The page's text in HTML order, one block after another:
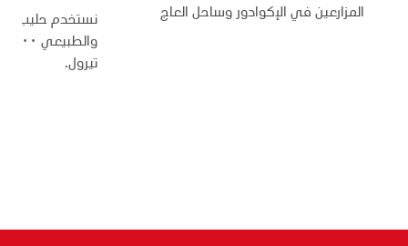
المزارعين في الإكوادور وساحل العاج
نستخدم حليب
تيرول.